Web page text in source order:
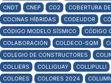
CNDT
CNEP CO2 COBERTURA
COCINAS HÍBRIDAS
CODEUDOR
CÓDIGO MODELO SÍSMICO
CÓDIGO
COLABORACIÓN
COLDECO-SQM
COLEGIO DE CONSTRUCTORES
COLLIERS
COLLIGUAY COLLIPULLI
COLORES
COLORES 2024